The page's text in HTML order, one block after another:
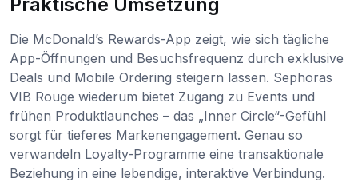
Die McDonald’s Rewards-App zeigt, wie sich tägliche
App-Öffnungen und Besuchsfrequenz durch exklusive
Deals und Mobile Ordering steigern lassen. Sephoras
VIB Rouge wiederum bietet Zugang zu Events und
frühen Produktlaunches – das „Inner Circle“-Gefühl
sorgt für tieferes Markenengagement. Genau so
verwandeln Loyalty-Programme eine transaktionale
Beziehung in eine lebendige, interaktive Verbindung.